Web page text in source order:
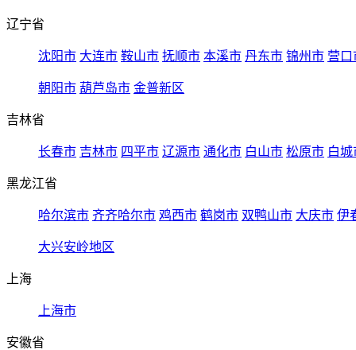
辽宁省
沈阳市 大连市 鞍山市 抚顺市 本溪市 丹东市 锦州市 营口
朝阳市 葫芦岛市 金普新区
吉林省
长春市 吉林市 四平市 辽源市 通化市 白山市 松原市 白城
黑龙江省
哈尔滨市 齐齐哈尔市 鸡西市 鹤岗市 双鸭山市 大庆市 伊
大兴安岭地区
上海
上海市
安徽省